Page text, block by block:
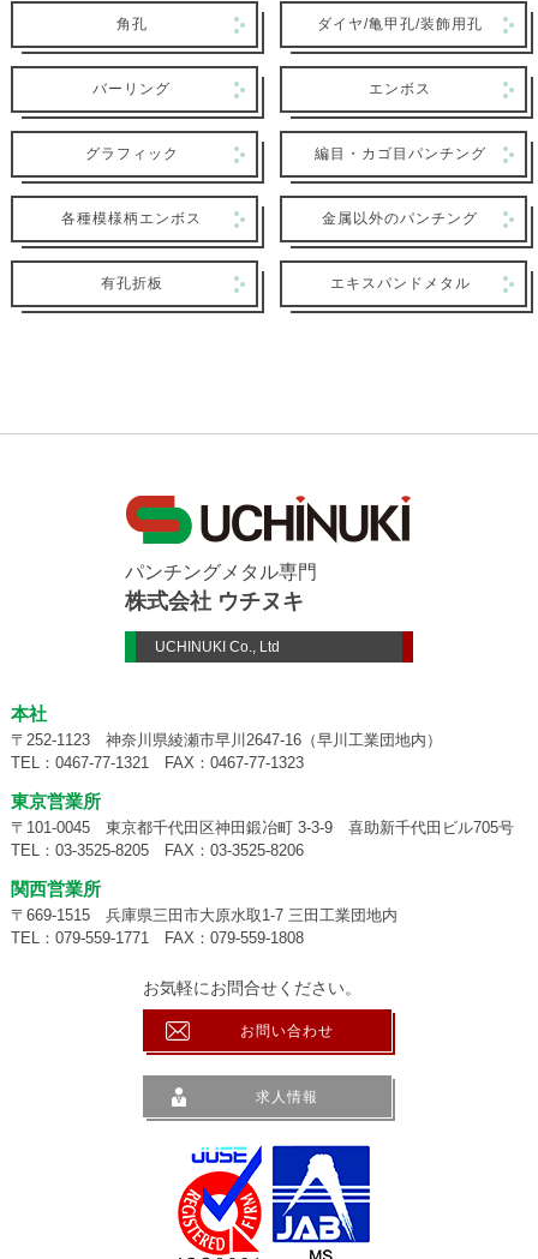
角孔 ダイヤ/亀甲孔/装飾用孔
バーリング エンボス
グラフィック 編目・カゴ目パンチング
各種模様柄エンボス 金属以外のパンチング
有孔折板 エキスパンドメタル
パンチングメタル専門
株式会社 ウチヌキ
UCHINUKI Co., Ltd
本社
〒252-1123 神奈川県綾瀬市早川2647-16（早川工業団地内）
TEL： 0467-77-1321FAX：0467-77-1323
東京営業所
〒101-0045 東京都千代田区神田鍛冶町 3-3-9 喜助新千代田ビル705号
TEL： 03-3525-8205FAX：03-3525-8206
関西営業所
〒669-1515 兵庫県三田市大原水取1-7 三田工業団地内
TEL： 079-559-1771FAX：079-559-1808
お気軽にお問合せください。
お問い合わせ
求人情報